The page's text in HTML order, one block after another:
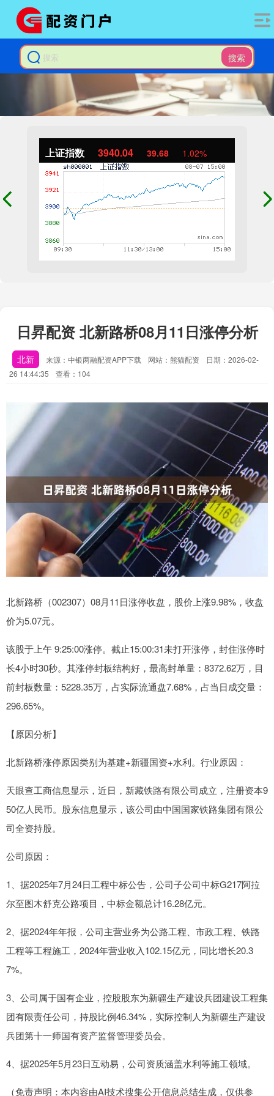
搜索
上证指数 3940.04 39.68 1.02%
日昇配资 北新路桥08月11日涨停分析
北新 来源：中银两融配资APP下载 网站：熊猫配资
日期：2026-02-
26 14:44:35
查看：104
北新路桥（002307）08月11日涨停收盘，股价上涨9.98%，收盘
价为5.07元。
该股于上午 9:25:00涨停。截止15:00:31未打开涨停，封住涨停时
长4小时30秒。其涨停封板结构好，最高封单量：8372.62万，目
前封板数量：5228.35万，占实际流通盘7.68%，占当日成交量：
296.65%。
【原因分析】
北新路桥涨停原因类别为基建+新疆国资+水利。行业原因：
天眼查工商信息显示，近日，新藏铁路有限公司成立，注册资本9
50亿人民币。股东信息显示，该公司由中国国家铁路集团有限公
司全资持股。
公司原因：
1、据2025年7月24日工程中标公告，公司子公司中标G217阿拉
尔至图木舒克公路项目，中标金额总计16.28亿元。
2、据2024年年报，公司主营业务为公路工程、市政工程、铁路
工程等工程施工，2024年营业收入102.15亿元，同比增长20.3
7%。
3、公司属于国有企业，控股股东为新疆生产建设兵团建设工程集
团有限责任公司，持股比例46.34%，实际控制人为新疆生产建设
兵团第十一师国有资产监督管理委员会。
4、据2025年5月23日互动易，公司资质涵盖水利等施工领域。
（免责声明：本内容由AI技术搜集公开信息总结生成，仅供参